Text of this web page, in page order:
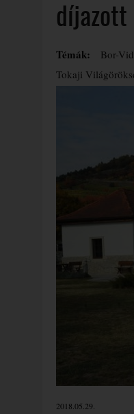
díjazott
Témák: Bor-
Tokaji
2018.05.29.